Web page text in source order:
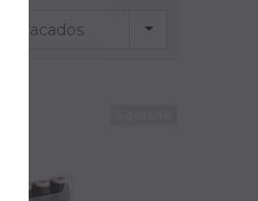
Destacados